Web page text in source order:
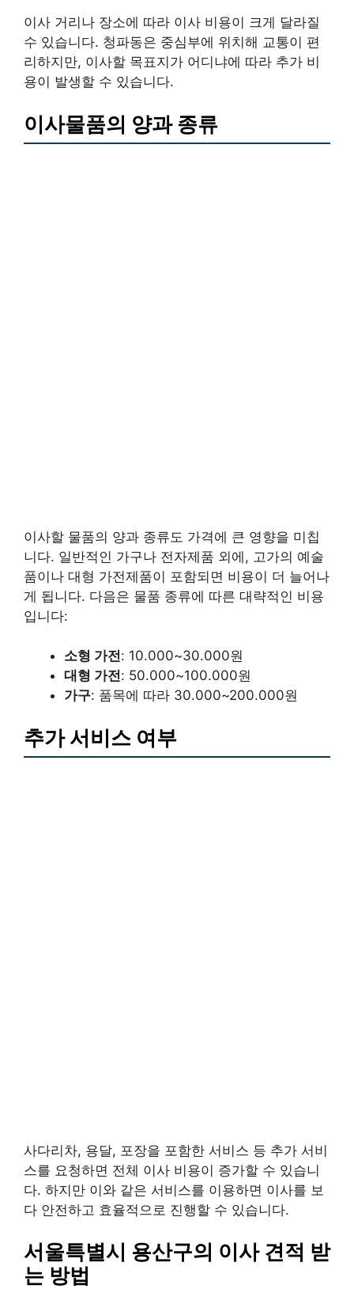
이사 거리나 장소에 따라 이사 비용이 크게 달라질
수 있습니다. 청파동은 중심부에 위치해 교통이 편
리하지만, 이사할 목표지가 어디냐에 따라 추가 비
용이 발생할 수 있습니다.
이사물품의 양과 종류
이사할 물품의 양과 종류도 가격에 큰 영향을 미칩
니다. 일반적인 가구나 전자제품 외에, 고가의 예술
품이나 대형 가전제품이 포함되면 비용이 더 늘어나
게 됩니다. 다음은 물품 종류에 따른 대략적인 비용
입니다:
소형 가전: 10.000~30.000원
대형 가전: 50.000~100.000원
가구: 품목에 따라 30.000~200.000원
추가 서비스 여부
사다리차, 용달, 포장을 포함한 서비스 등 추가 서비
스를 요청하면 전체 이사 비용이 증가할 수 있습니
다. 하지만 이와 같은 서비스를 이용하면 이사를 보
다 안전하고 효율적으로 진행할 수 있습니다.
서울특별시 용산구의 이사 견적 받
는 방법